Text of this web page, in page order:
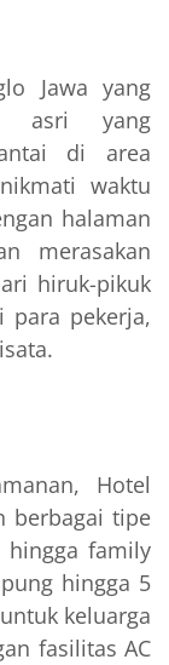
Jawa yang
asri yang
di area
waktu
halaman
merasakan
hiruk-pikuk
para pekerja,
Hotel
berbagai tipe
hingga family
hingga 5
keluarga
fasilitas AC